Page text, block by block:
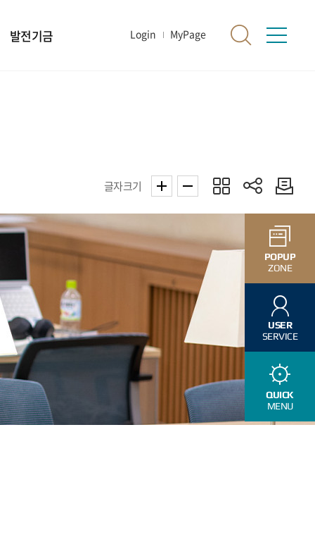
발전기금 Login MyPage
POPUP
ZONE
USER
SERVICE
QUICK
MENU
글자크기